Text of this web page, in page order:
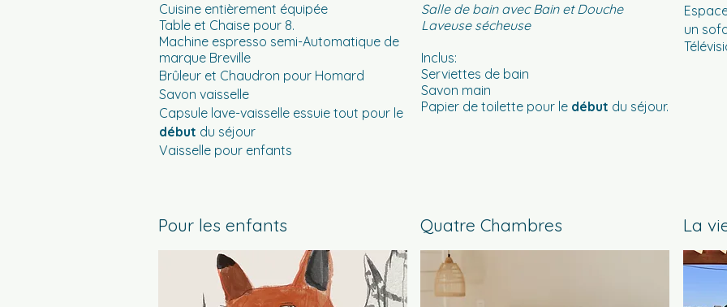
Cuisine entièrement équipée
Table et Chaise pour 8.
Machine espresso semi-Automatique de
marque Breville
Brûleur et Chaudron pour Homard
Savon vaisselle
Capsule lave-vaisselle essuie tout pour le
début du séjour
Vaisselle pour enfants
Salle de bain avec Bain et Douche
Laveuse sécheuse
Inclus:
Serviettes de bain
Savon main
Papier de toilette pour le début du séjour.
un
Pour les enfants Quatre Chambres La